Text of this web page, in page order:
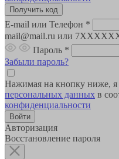
E-mail или Телефон *
mail@mail.ru или
Пароль *
Забыли пароль?
Нажимая на кнопку ниже,
персональных данных в
конфиденциальности
Авторизация
Восстановление пароля